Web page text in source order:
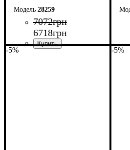
28259
7072грн
6718грн
-5% -5%